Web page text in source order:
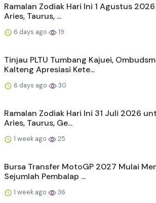
Ramalan Zodiak Hari Ini 1 Agustus
Aries, Taurus, ...
6 days ago 19
Tinjau PLTU Tumbang Kajuei,
Kalteng Apresiasi Kete...
6 days ago 30
Ramalan Zodiak Hari Ini 31 Juli 2026
Aries, Taurus, Ge...
1 week ago 25
Bursa Transfer MotoGP 2027 Mulai
Sejumlah Pembalap ...
1 week ago 36